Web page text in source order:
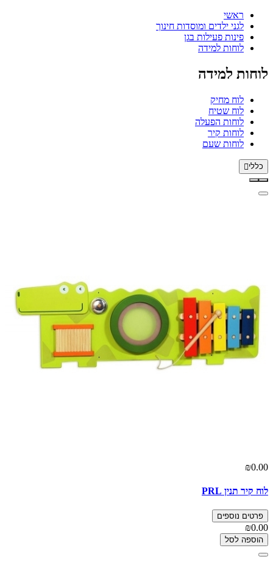
ראשי
לגני ילדים ומוסדות חינוך
פינות פעילות בגן
לוחות למידה
לוחות למידה
לוח מחיק
לוח שטיח
לוחות הפעלה
לוחות קיר
לוחות שעם
כללי
₪0.00
לוח קיר תנין PRL
פרטים נוספים
₪0.00
הוספה לסל